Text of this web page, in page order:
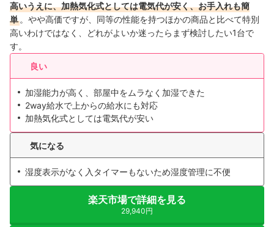
高いうえに、加熱気化式としては電気代が安く、お手入れも簡
単 。やや高価ですが、同等の性能を持つほかの商品と比べて特別
高いわけではなく、どれがよいか迷ったらまず検討したい1台で
す。
良い
加湿能力が高く、部屋中をムラなく加湿できた
2way給水で上からの給水にも対応
加熱気化式としては電気代が安い
気になる
湿度表示がなく入タイマーもないため湿度管理に不便
楽天市場で詳細を見る
29,940円